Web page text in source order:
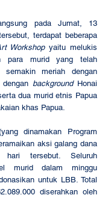
pada Jumat, 13
terdapat beberapa
Workshop
para murid yang telah
semakin meriah dengan
background Honai
dua murid etnis Papua
khas Papua.
(yang dinamakan Program
aksi galang dana
tersebut. Seluruh
murid dalam minggu
untuk LBB. Total
diserahkan oleh